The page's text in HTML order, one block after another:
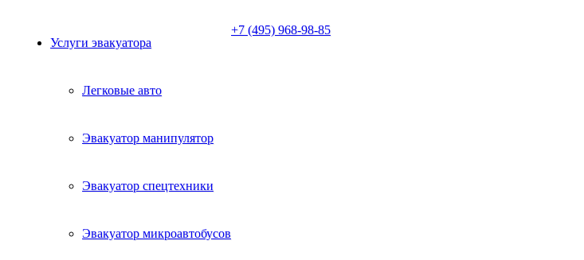
Услуги эвакуатора
Легковые авто
Эвакуатор манипулятор
Эвакуатор спецтехники
Эвакуатор микроавтобусов
+7 (495) 968-98-85